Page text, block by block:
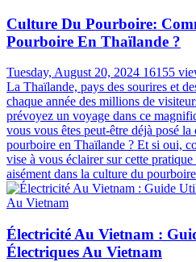
Culture Du Pourboire:
Pourboire En Thaïlande ?
Tuesday, August 20, 2024 16155
La Thaïlande, pays des sourires et
chaque année des millions de
prévoyez un voyage dans ce
vous vous êtes peut-être déjà posé
pourboire en Thaïlande ? Et si oui,
vise à vous éclairer sur cette
aisément dans la culture du
Électricité Au Vietnam :
Électriques Au Vietnam